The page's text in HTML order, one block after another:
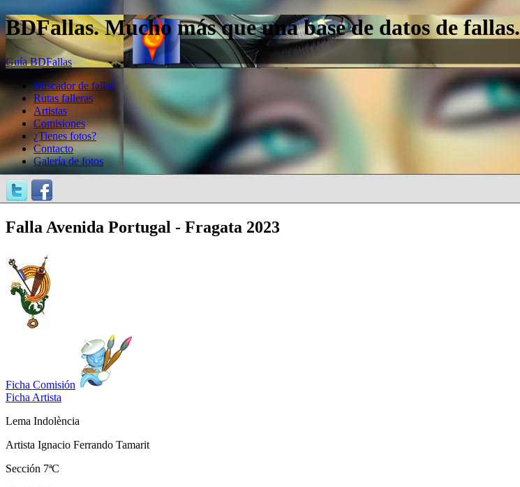
BDFallas. Mucho más que una base de datos de fallas.
Guía BDFallas
Buscador de fallas
Rutas falleras
Artistas
Comisiones
¿Tienes fotos?
Contacto
Galería de fotos
Falla Avenida Portugal - Fragata 2023
Ficha Comisión
Ficha Artista
Lema Indolència
Artista Ignacio Ferrando Tamarit
Sección 7ªC